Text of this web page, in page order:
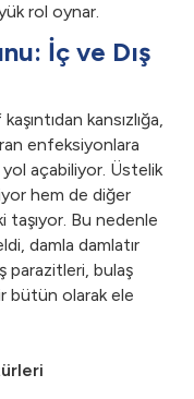
rol oynar.
İç ve Dış
kansızlığa,
enfeksiyonlara
açabiliyor. Üstelik
hem de diğer
taşıyor. Bu nedenle
damla damlatır
parazitleri, bulaş
bütün olarak ele